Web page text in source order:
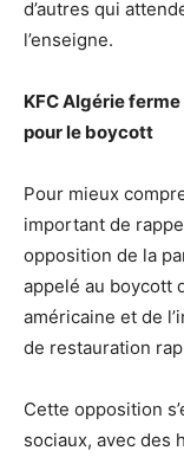
d’autres qui
l’enseigne.
KFC Algérie
pour le boycott
Pour mieux
important de
opposition de la
appelé au boycott
américaine et de
de restauration
Cette opposition
sociaux, avec des